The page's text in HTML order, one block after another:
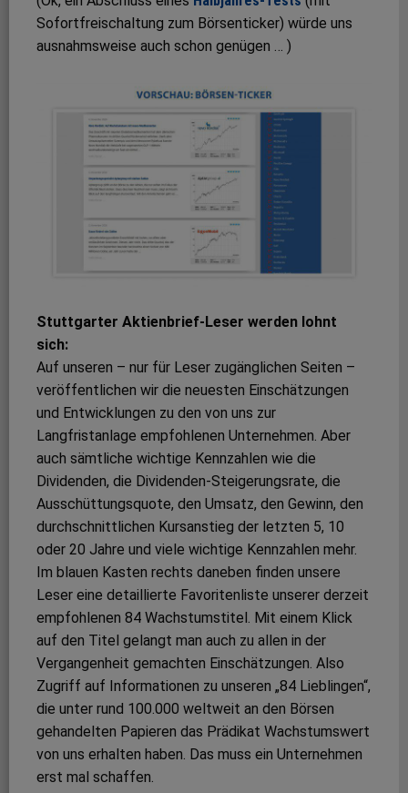
Sofortfreischaltung zum Börsenticker) würde uns
ausnahmsweise auch schon genügen … )
Stuttgarter Aktienbrief-Leser werden lohnt
sich:
Auf unseren – nur für Leser zugänglichen Seiten –
veröffentlichen wir die neuesten Einschätzungen
und Entwicklungen zu den von uns zur
Langfristanlage empfohlenen Unternehmen. Aber
auch sämtliche wichtige Kennzahlen wie die
Dividenden, die Dividenden-Steigerungsrate, die
Ausschüttungsquote, den Umsatz, den Gewinn, den
durchschnittlichen Kursanstieg der letzten 5, 10
oder 20 Jahre und viele wichtige Kennzahlen mehr.
Im blauen Kasten rechts daneben finden unsere
Leser eine detaillierte Favoritenliste unserer derzeit
empfohlenen 84 Wachstumstitel. Mit einem Klick
auf den Titel gelangt man auch zu allen in der
Vergangenheit gemachten Einschätzungen. Also
Zugriff auf Informationen zu unseren „84 Lieblingen“,
die unter rund 100.000 weltweit an den Börsen
gehandelten Papieren das Prädikat Wachstumswert
von uns erhalten haben. Das muss ein Unternehmen
erst mal schaffen.